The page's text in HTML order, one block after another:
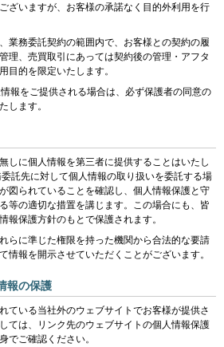
ざいますが、お客様の承諾なく目的外利用を行
業務委託契約の範囲内で、お客様との契約の履
理、売買取引にあっては契約後の管理・アフタ
目的を限定いたします。
報をご提供される場合は、必ず保護者の同意の
します。
しに個人情報を第三者に提供することはいたし
託先に対して個人情報の取り扱いを委託する場
図られていることを確認し、個人情報保護と守
等の適切な措置を講じます。この場合にも、皆
報保護方針のもとで保護されます。
らに準じた権限を持った機関から合法的な要請
情報を開示させていただくことがございます。
報の保護
ている当社外のウェブサイトでお客様が提供さ
ては、リンク先のウェブサイトの個人情報保護
でご確認ください。